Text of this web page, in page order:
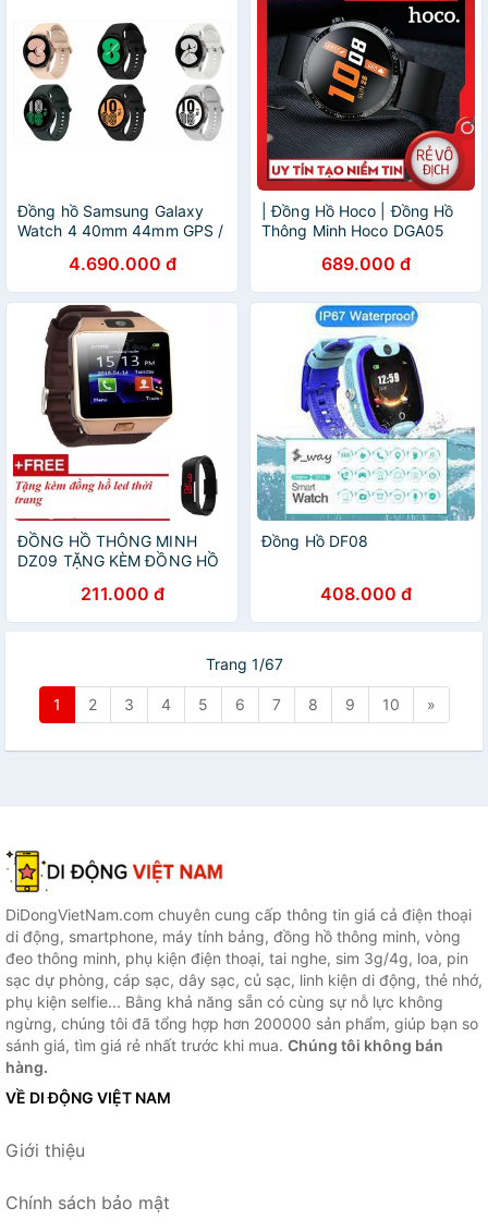
Đồng hồ Samsung Galaxy
Watch 4 40mm 44mm GPS /
4.690.000 đ
| Đồng Hồ Hoco | Đồng Hồ
Thông Minh Hoco DGA05
689.000 đ
ĐỒNG HỒ THÔNG MINH
DZ09 TẶNG KÈM ĐỒNG HỒ
211.000 đ
Đồng Hồ DF08
408.000 đ
Trang 1/67
1 2 3 4 5 6 7 8 9 10 »
DiDongVietNam.com chuyên cung cấp thông tin giá cả điện thoại
di động, smartphone, máy tính bảng, đồng hồ thông minh, vòng
đeo thông minh, phụ kiện điện thoại, tai nghe, sim 3g/4g, loa, pin
sạc dự phòng, cáp sạc, dây sạc, củ sạc, linh kiện di động, thẻ nhớ,
phụ kiện selfie... Bằng khả năng sẵn có cùng sự nỗ lực không
ngừng, chúng tôi đã tổng hợp hơn 200000 sản phẩm, giúp bạn so
sánh giá, tìm giá rẻ nhất trước khi mua. Chúng tôi không bán
hàng.
VỀ DI ĐỘNG VIỆT NAM
Giới thiệu
Chính sách bảo mật